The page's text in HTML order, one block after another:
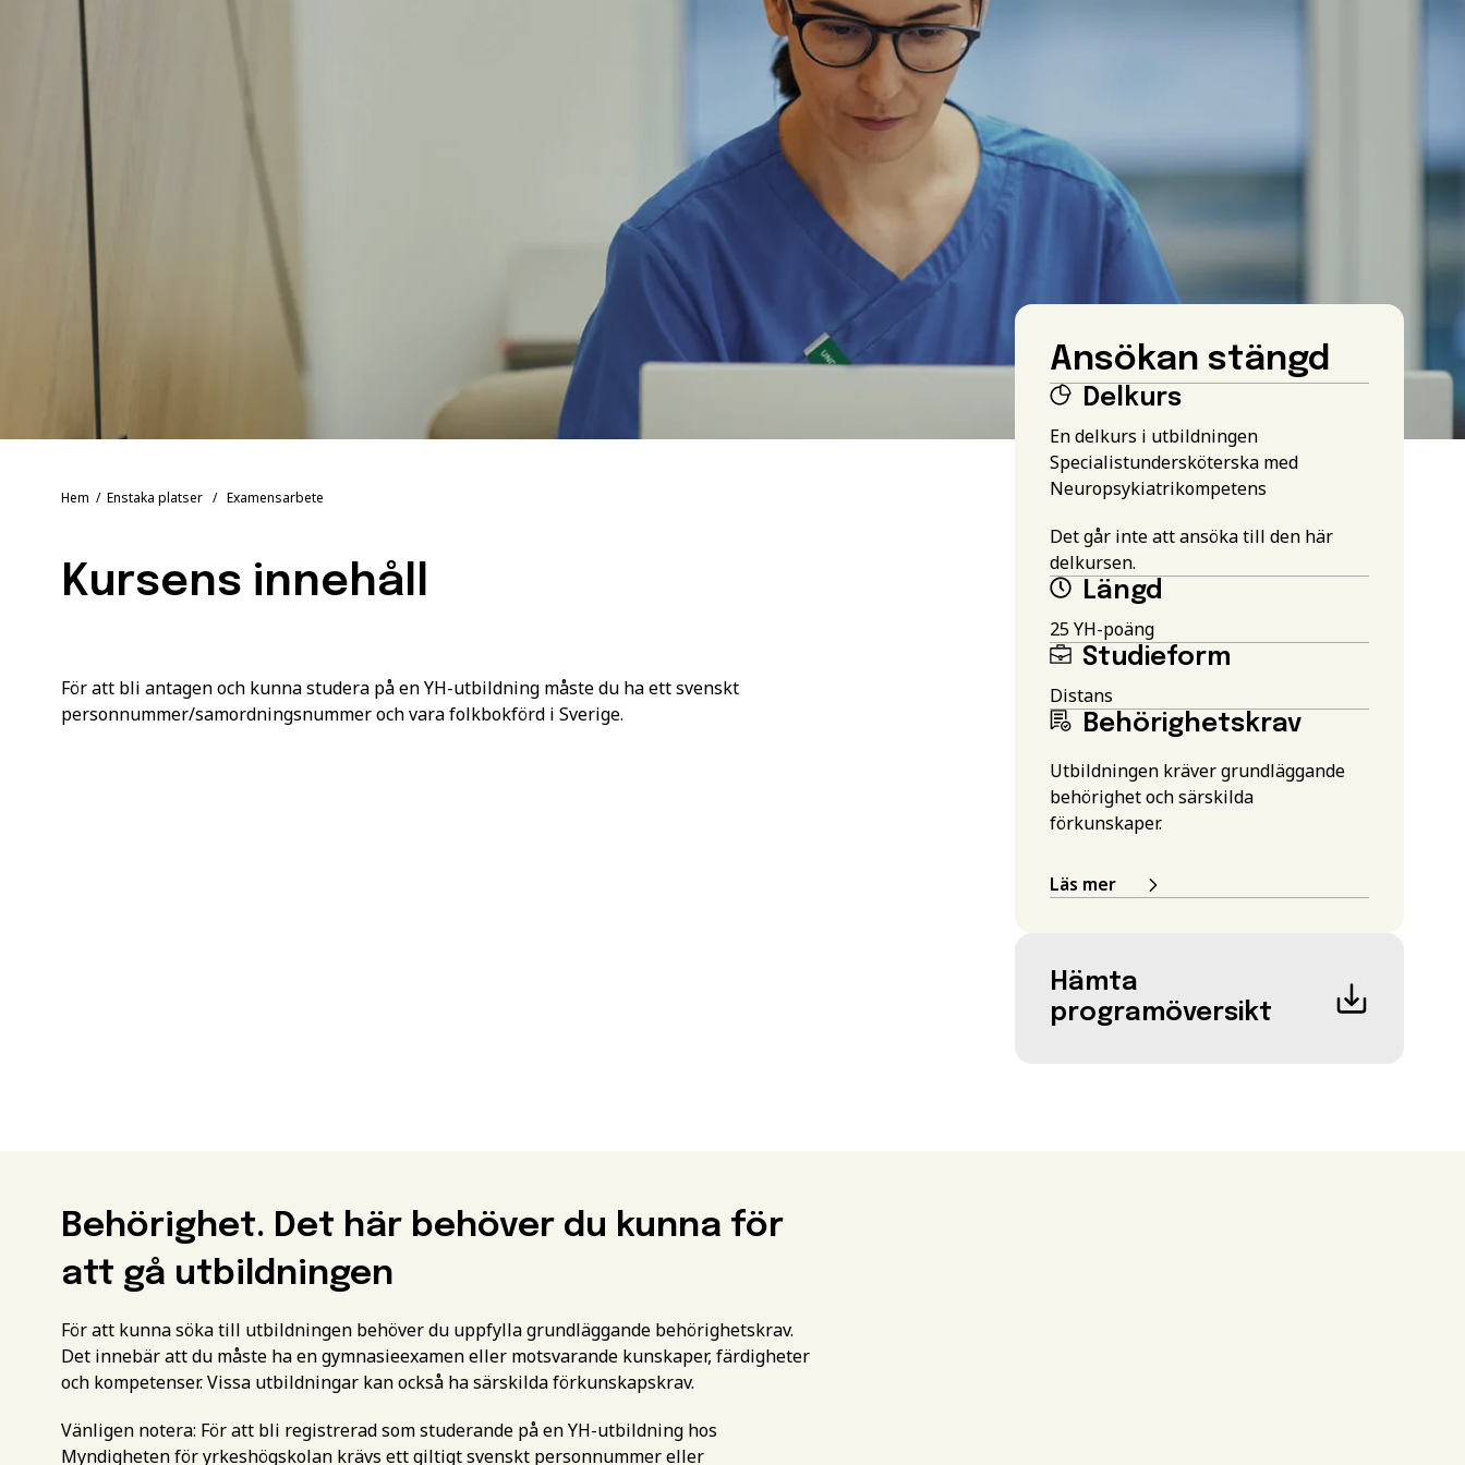
Hem / Enstaka platser / Examensarbete
Kursens innehåll
För att bli antagen och kunna studera på en YH-utbildning måste du ha ett svenskt
personnummer/samordningsnummer och vara folkbokförd i Sverige.
Ansökan stängd
Delkurs
En delkurs i utbildningen
Specialistundersköterska med
Neuropsykiatrikompetens
Det går inte att ansöka till den här
delkursen.
Längd
25 YH-poäng
Studieform
Distans
Behörighetskrav
Utbildningen kräver grundläggande
behörighet och särskilda
förkunskaper.
Läs mer
Hämta
programöversikt
Behörighet. Det här behöver du kunna för
att gå utbildningen
För att kunna söka till utbildningen behöver du uppfylla grundläggande behörighetskrav.
Det innebär att du måste ha en gymnasieexamen eller motsvarande kunskaper, färdigheter
och kompetenser. Vissa utbildningar kan också ha särskilda förkunskapskrav.
Vänligen notera: För att bli registrerad som studerande på en YH-utbildning hos
Myndigheten för yrkeshögskolan krävs ett giltigt svenskt personnummer eller